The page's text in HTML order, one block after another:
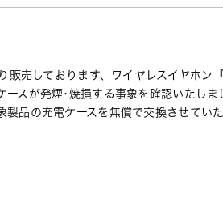
売しております、ワイヤレスイヤホン
スが発煙･焼損する事象を確認いたしま
品の充電ケースを無償で交換させていた